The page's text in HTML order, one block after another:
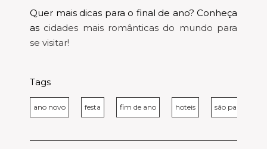
Quer mais dicas para o final de ano? Conheça
as cidades mais românticas do mundo para
se visitar!
Tags
ano novo festa fim de ano hoteis são paulo